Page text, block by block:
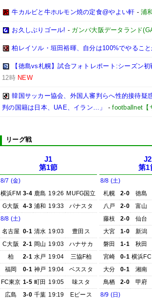
牛カルビと牛ホルモン焼の定食@やよい軒 -浦
お久しぶりゴール! - ガンバ大阪データランド
柏レイソル・垣田裕暉、自分は100%でやるこ
【徳島vs札幌】試合フォトレポート:シーズン
12時 NEW
韓国サッカー協会、外国人審判らへ性的接待
判の国籍は日本、UAE、イラン…」
-footballnet【
リーグ戦
J1
第1節
8/7 (金)
横浜FM 3-4 鹿島 19:26 MUFG国立
G大阪
4-3 浦和 19:33
パナスタ
8/8 (土)
名古屋 0-1 清水 19:03
豊田ス
C大阪
2-1 岡山 19:03
ハナサカ
柏
2-1 水戸 19:04
三協F柏
福岡
0-1 神戸 19:04
ベススタ
FC東京 1-5 町田 19:05
味スタ
広島
3-0 千葉 19:19
Eピース
J2
第1
8/8 (土)
札幌
2-0
徳島
八戸
2-0
富山
藤枝
2-0
仙台
大宮
1-0
新潟
磐田
1-1
秋田
宮崎
0-1 横浜FC
大分
0-1
湘南
鳥栖
2-0
甲府
8/9 (日)